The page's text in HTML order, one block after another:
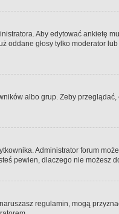
Aby edytować ankietę
oddane głosy tylko moderator
albo grup. Żeby
Administrator forum
pewien, dlaczego nie możesz
regulamin, mogą